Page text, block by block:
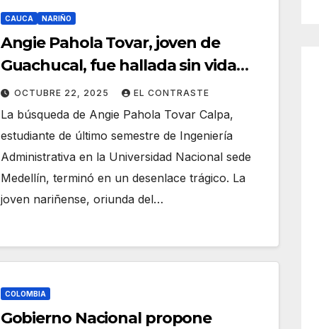
CAUCA NARIÑO
Angie Pahola Tovar, joven de
Guachucal, fue hallada sin vida
tras casi dos meses desaparecida
OCTUBRE 22, 2025 EL CONTRASTE
La búsqueda de Angie Pahola Tovar Calpa,
estudiante de último semestre de Ingeniería
Administrativa en la Universidad Nacional sede
Medellín, terminó en un desenlace trágico. La
joven nariñense, oriunda del…
COLOMBIA
Gobierno Nacional propone